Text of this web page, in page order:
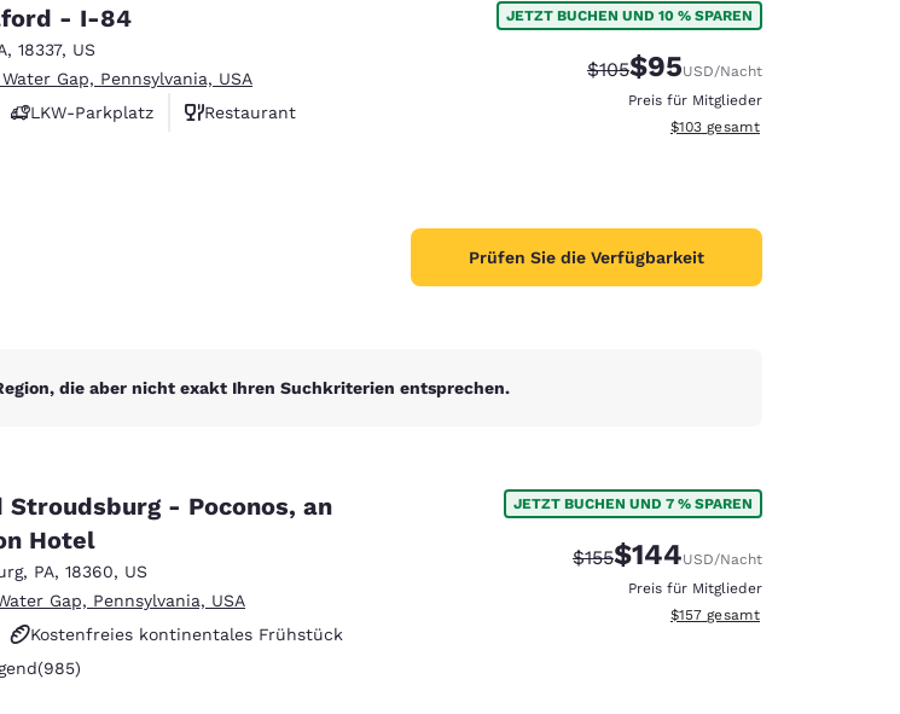
Español
Germany España
- I-84
, 18337, US
Gap, Pennsylvania, USA
LKW-Parkplatz
Restaurant
428 Bewertungen
JETZT BUCHEN UND 10 % SPAREN
Durchgestrichener Preis:
$105Vergünstigter Preis:
$95USD/Nacht
Preis für Mitglieder
Geschätzte Gesamtdetails
$103 gesamt
Prüfen Sie die Verfügbarkeit
die aber nicht exakt Ihren Suchkriterien entsprechen.
Stroudsburg - Poconos, an
Hotel
, PA, 18360, US
Gap, Pennsylvania, USA
Kostenfreies kontinentales Frühstück
985 Bewertungen
(985)
JETZT BUCHEN UND 7 % SPAREN
Durchgestrichener Preis:
$155Vergünstigter Preis:
$144USD/Nacht
Preis für Mitglieder
Geschätzte Gesamtdetails
$157 gesamt